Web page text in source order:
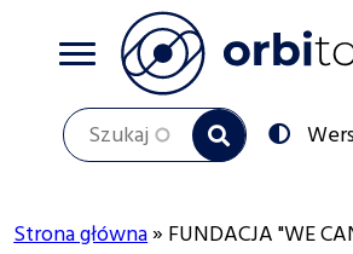
Szukaj
na:
Strona główna FUNDACJA "WE